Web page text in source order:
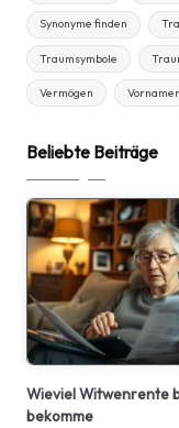
Synonyme finden
Traumsymbole
Vermögen Vornamen
Beliebte Beiträge
Wieviel Witwenrente
bekomme